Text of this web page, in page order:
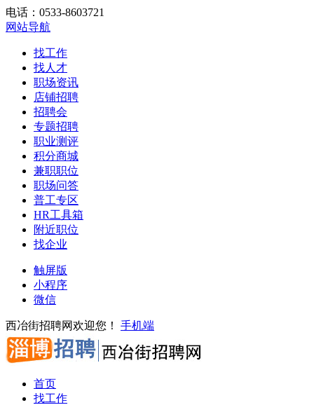
电话：0533-8603721
网站导航
找工作
找人才
职场资讯
店铺招聘
招聘会
专题招聘
职业测评
积分商城
兼职职位
职场问答
普工专区
HR工具箱
附近职位
找企业
触屏版
小程序
微信
西冶街招聘网欢迎您！ 手机端
首页
找工作